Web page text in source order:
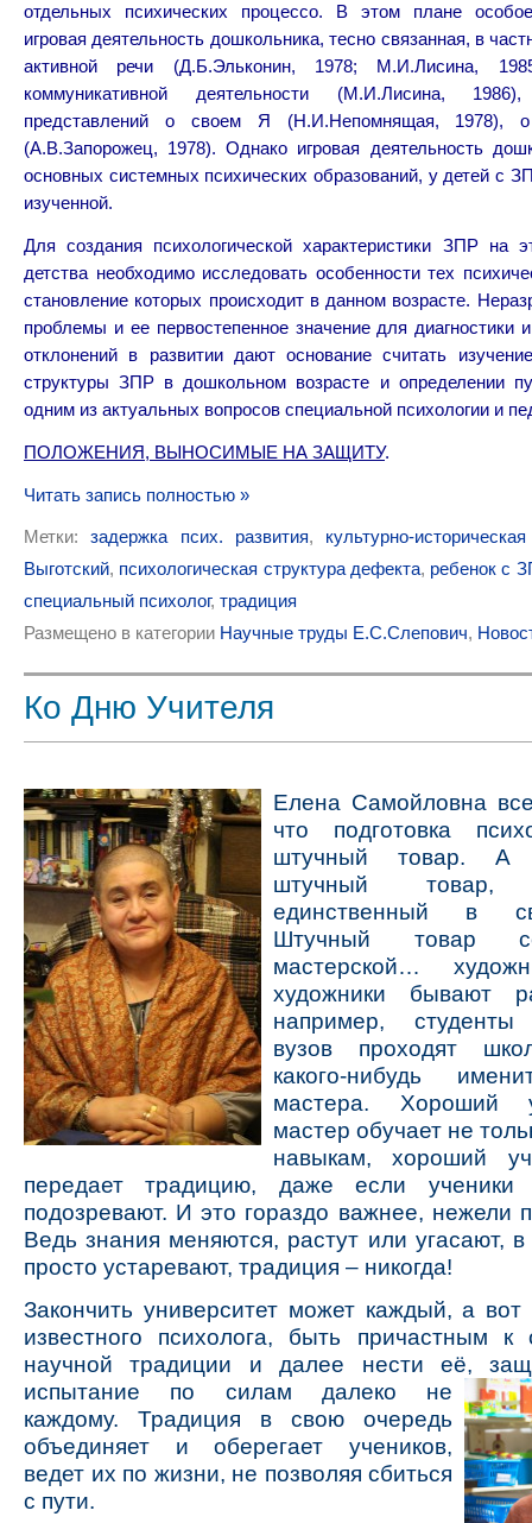
отдельных психических процессо. В этом плане
игровая деятельность дошкольника, тесно связанная, в
активной речи (Д.Б.Эльконин, 1978; М.И.Лисина,
коммуникативной деятельности (М.И.Лисина,
представлений о своем Я (Н.И.Непомнящая, 1978),
(А.В.Запорожец, 1978). Однако игровая деятельность
основных системных психических образований, у детей с
изученной.
Для создания психологической характеристики ЗПР на
детства необходимо исследовать особенности тех
становление которых происходит в данном возрасте.
проблемы и ее первостепенное значение для диагностики
отклонений в развитии дают основание считать
структуры ЗПР в дошкольном возрасте и определении
одним из актуальных вопросов специальной психологии и
ПОЛОЖЕНИЯ, ВЫНОСИМЫЕ НА ЗАЩИТУ.
Читать запись полностью »
Метки:задержка псих. развития, культурно-
Выготский, психологическая структура дефекта, ребенок с
специальный психолог, традиция
Размещено в категории Научные труды Е.С.Слепович,
Ко Дню Учителя
Елена Самойловна
что подготовка
штучный товар. А
штучный
единственный в
Штучный товар
мастерской…
художники бывают
например, студенты
вузов проходят
какого-нибудь
мастера. Хороший
мастер обучает не
навыкам, хороший
передает традицию, даже если
подозревают. И это гораздо важнее, нежели
Ведь знания меняются, растут или угасают, в
просто устаревают, традиция – никогда!
Закончить университет может каждый, а
известного психолога, быть причастным к
научной традиции и далее нести её,
испытание по силам далеко не
каждому. Традиция в свою очередь
объединяет и оберегает учеников,
ведет их по жизни, не позволяя сбиться
с пути.